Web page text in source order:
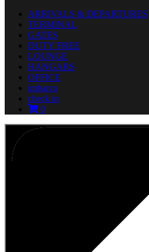
ARRIVALS & DEPARTURES
TERMINAL
GATES
DUTY FREE
LOUNGE
HANGARS
OFFICE
imbarco
check in
0